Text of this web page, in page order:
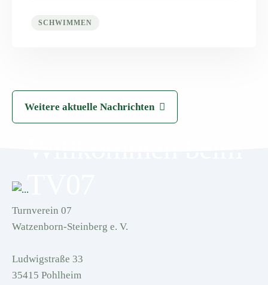
TV07
SCHWIMMEN
Weitere aktuelle Nachrichten
Turnverein 07
Watzenborn-Steinberg e. V.
Ludwigstraße 33
35415 Pohlheim